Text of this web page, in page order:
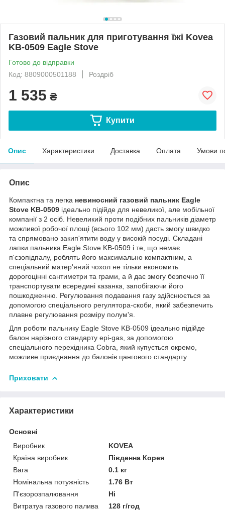
Газовий пальник для приготування їжі Kovea
KB-0509 Eagle Stove
Готово до відправки
Код: 8809000501188
Роздріб
1 535 ₴
Купити
Опис Характеристики Доставка Оплата Умови
Опис
Компактна та легка невиносний газовий пальник Eagle
Stove KB-0509 ідеально підійде для невеликої, але мобільної
компанії з 2 осіб. Невеликий проти подібних пальників діаметр
можливої робочої площі (всього 102 мм) дасть змогу швидко
та спрямовано закип'ятити воду у високій посуді. Складані
лапки пальника Eagle Stove KB-0509 і те, що немає
п'єзопідпалу, роблять його максимально компактним, а
спеціальний матер'яний чохол не тільки економить
дорогоцінні сантиметри та грами, а й дає змогу безпечно її
транспортувати всередині казанка, запобігаючи його
пошкодженню. Регулювання подавання газу здійснюється за
допомогою спеціального регулятора-скоби, який забезпечить
плавне регулювання розміру полум'я.
Для роботи пальнику Eagle Stove KB-0509 ідеально підійде
балон нарізного стандарту epi-gas, за допомогою
спеціального перехідника Cobra, який купується окремо,
можливе приєднання до балонів цангового стандарту.
Приховати
Характеристики
Основні
Виробник
KOVEA
Країна виробник
Південна Корея
Вага
0.1 кг
Номінальна потужність
1.76 Вт
П'єзорозпалювання
Ні
Витратуа газового палива
128 г/год